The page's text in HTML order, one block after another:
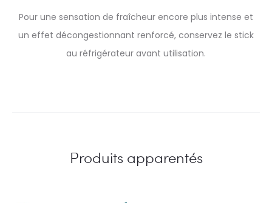
Pour une sensation de fraîcheur encore plus intense et
un effet décongestionnant renforcé, conservez le stick
au réfrigérateur avant utilisation.
Produits apparentés